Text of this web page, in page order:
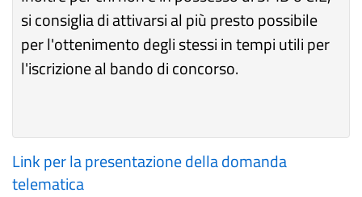
si consiglia di attivarsi al più presto possibile
per l'ottenimento degli stessi in tempi utili per
l'iscrizione al bando di concorso.
Link per la presentazione della domanda
telematica